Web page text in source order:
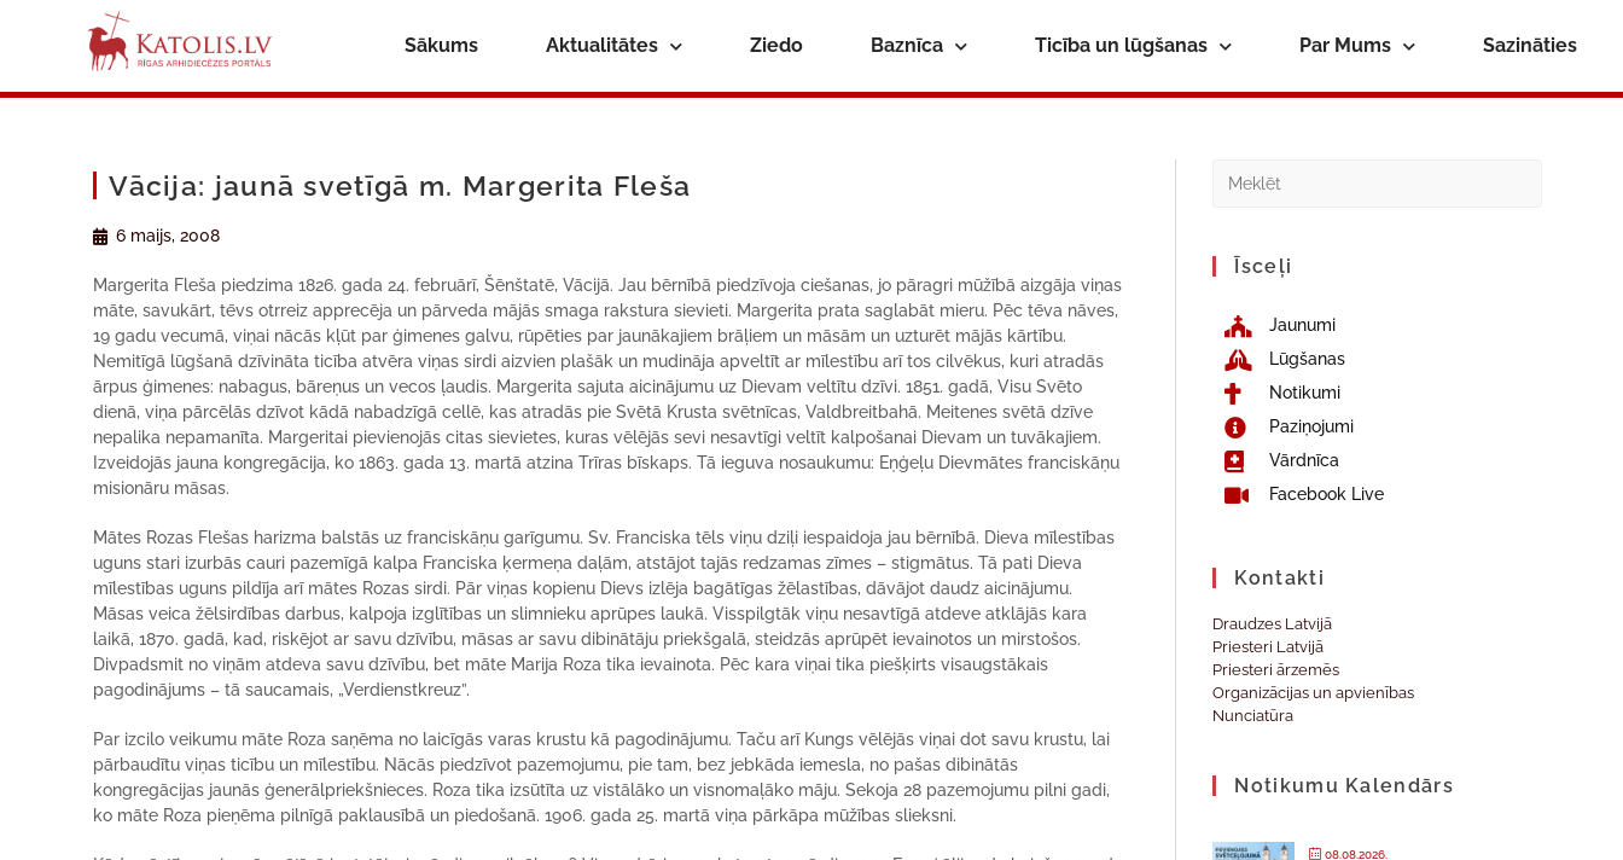
Sākums Aktualitātes Ziedo Baznīca Ticība un lūgšanas Par Mums Sazināties
Vācija: jaunā svetīgā m. Margerita Fleša
6 maijs, 2008
Margerita Fleša piedzima 1826. gada 24. februārī, Šēnštatē, Vācijā. Jau bērnībā piedzīvoja ciešanas, jo pāragri mūžībā aizgāja viņas
māte, savukārt, tēvs otrreiz apprecēja un pārveda mājās smaga rakstura sievieti. Margerita prata saglabāt mieru. Pēc tēva nāves,
19 gadu vecumā, viņai nācās kļūt par ģimenes galvu, rūpēties par jaunākajiem brāļiem un māsām un uzturēt mājās kārtību.
Nemitīgā lūgšanā dzīvināta ticība atvēra viņas sirdi aizvien plašāk un mudināja apveltīt ar mīlestību arī tos cilvēkus, kuri atradās
ārpus ģimenes: nabagus, bāreņus un vecos ļaudis. Margerita sajuta aicinājumu uz Dievam veltītu dzīvi. 1851. gadā, Visu Svēto
dienā, viņa pārcēlās dzīvot kādā nabadzīgā cellē, kas atradās pie Svētā Krusta svētnīcas, Valdbreitbahā. Meitenes svētā dzīve
nepalika nepamanīta. Margeritai pievienojās citas sievietes, kuras vēlējās sevi nesavtīgi veltīt kalpošanai Dievam un tuvākajiem.
Izveidojās jauna kongregācija, ko 1863. gada 13. martā atzina Trīras bīskaps. Tā ieguva nosaukumu: Eņģeļu Dievmātes franciskāņu
misionāru māsas.
Mātes Rozas Flešas harizma balstās uz franciskāņu garīgumu. Sv. Franciska tēls viņu dziļi iespaidoja jau bērnībā. Dieva mīlestības
uguns stari izurbās cauri pazemīgā kalpa Franciska ķermeņa daļām, atstājot tajās redzamas zīmes – stigmātus. Tā pati Dieva
mīlestības uguns pildīja arī mātes Rozas sirdi. Pār viņas kopienu Dievs izlēja bagātīgas žēlastības, dāvājot daudz aicinājumu.
Māsas veica žēlsirdības darbus, kalpoja izglītības un slimnieku aprūpes laukā. Visspilgtāk viņu nesavtīgā atdeve atklājās kara
laikā, 1870. gadā, kad, riskējot ar savu dzīvību, māsas ar savu dibinātāju priekšgalā, steidzās aprūpēt ievainotos un mirstošos.
Divpadsmit no viņām atdeva savu dzīvību, bet māte Marija Roza tika ievainota. Pēc kara viņai tika piešķirts visaugstākais
pagodinājums – tā saucamais, „Verdienstkreuz”.
Par izcilo veikumu māte Roza saņēma no laicīgās varas krustu kā pagodinājumu. Taču arī Kungs vēlējās viņai dot savu krustu, lai
pārbaudītu viņas ticību un mīlestību. Nācās piedzīvot pazemojumu, pie tam, bez jebkāda iemesla, no pašas dibinātās
kongregācijas jaunās ģenerālpriekšnieces. Roza tika izsūtīta uz vistālāko un visnomaļāko māju. Sekoja 28 pazemojumu pilni gadi,
ko māte Roza pieņēma pilnīgā paklausībā un piedošanā. 1906. gada 25. martā viņa pārkāpa mūžības slieksni.
Īsceļi
Jaunumi
Lūgšanas
Notikumi
Paziņojumi
Vārdnīca
Facebook Live
Kontakti
Draudzes Latvijā
Priesteri Latvijā
Priesteri ārzemēs
Organizācijas un apvienības
Nunciatūra
Notikumu Kalendārs
08.08.2026.